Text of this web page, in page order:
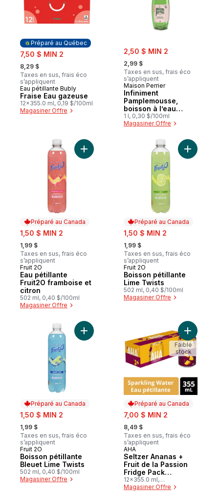
Préparé au Québec
sale:
7,50 $ MIN 2
, formerly:
8,29 $
Taxes en sus, frais éco
s’appliquent
Préparé au Québec
Eau pétillante Bubly
Fraise Eau gazeuse
12x355.0 ml, 0,19 $/100ml
Magasiner Offre
sale:
2,50 $ MIN 2
, formerly:
2,99 $
Taxes en sus, frais éco
s’appliquent
Maison Perrier
Infiniment
Pamplemousse,
boisson à l’eau
pétillante
1 l, 0,30 $/100ml
Magasiner Offre
Préparé au Canada
sale:
1,50 $ MIN 2
, formerly:
1,99 $
Taxes en sus, frais éco
s’appliquent
Préparé au Canada
Fruit 2O
Eau pétillante
Fruit2O framboise et
citron
502 ml, 0,40 $/100ml
Magasiner Offre
Ajouter Eau pétillante Fruit2O framboise
Préparé au Canada
sale:
1,50 $ MIN 2
, formerly:
1,99 $
Taxes en sus, frais éco
s’appliquent
Préparé au Canada
Fruit 2O
Boisson pétillante
Lime Twists
502 ml, 0,40 $/100ml
Magasiner Offre
Ajouter
Préparé au Canada
sale:
1,50 $ MIN 2
, formerly:
1,99 $
Taxes en sus, frais éco
s’appliquent
Préparé au Canada
Fruit 2O
Boisson pétillante
Bleuet Lime Twists
502 ml, 0,40 $/100ml
Magasiner Offre
Ajouter Boisson pétillante Bleuet Lime
Préparé au Canada
sale:
7,00 $ MIN 2
, formerly:
8,49 $
Taxes en sus, frais éco
s’appliquent
Préparé au Canada
AHA
Seltzer Ananas +
Fruit de la Passion
Fridge Pack
Cannettes
12x355.0 ml,
0,20 $/100ml
Magasiner Offre
Ajouter
Faible
stock